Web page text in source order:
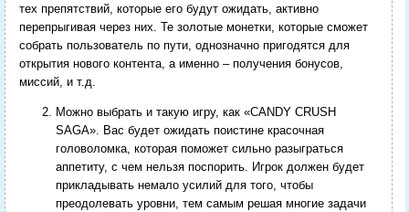
тех препятствий, которые его будут ожидать, активно
перепрыгивая через них. Те золотые монетки, которые сможет
собрать пользователь по пути, однозначно пригодятся для
открытия нового контента, а именно – получения бонусов,
миссий, и т.д.
Можно выбрать и такую игру, как «CANDY CRUSH
SAGA». Вас будет ожидать поистине красочная
головоломка, которая поможет сильно разыграться
аппетиту, с чем нельзя поспорить. Игрок должен будет
прикладывать немало усилий для того, чтобы
преодолевать уровни, тем самым решая многие задачи